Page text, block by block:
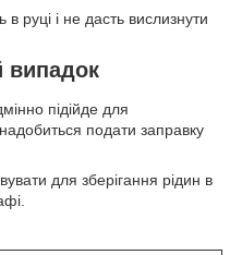
руці і не дасть вислизнути
випадок
підійде для
подати заправку
для зберігання рідин в